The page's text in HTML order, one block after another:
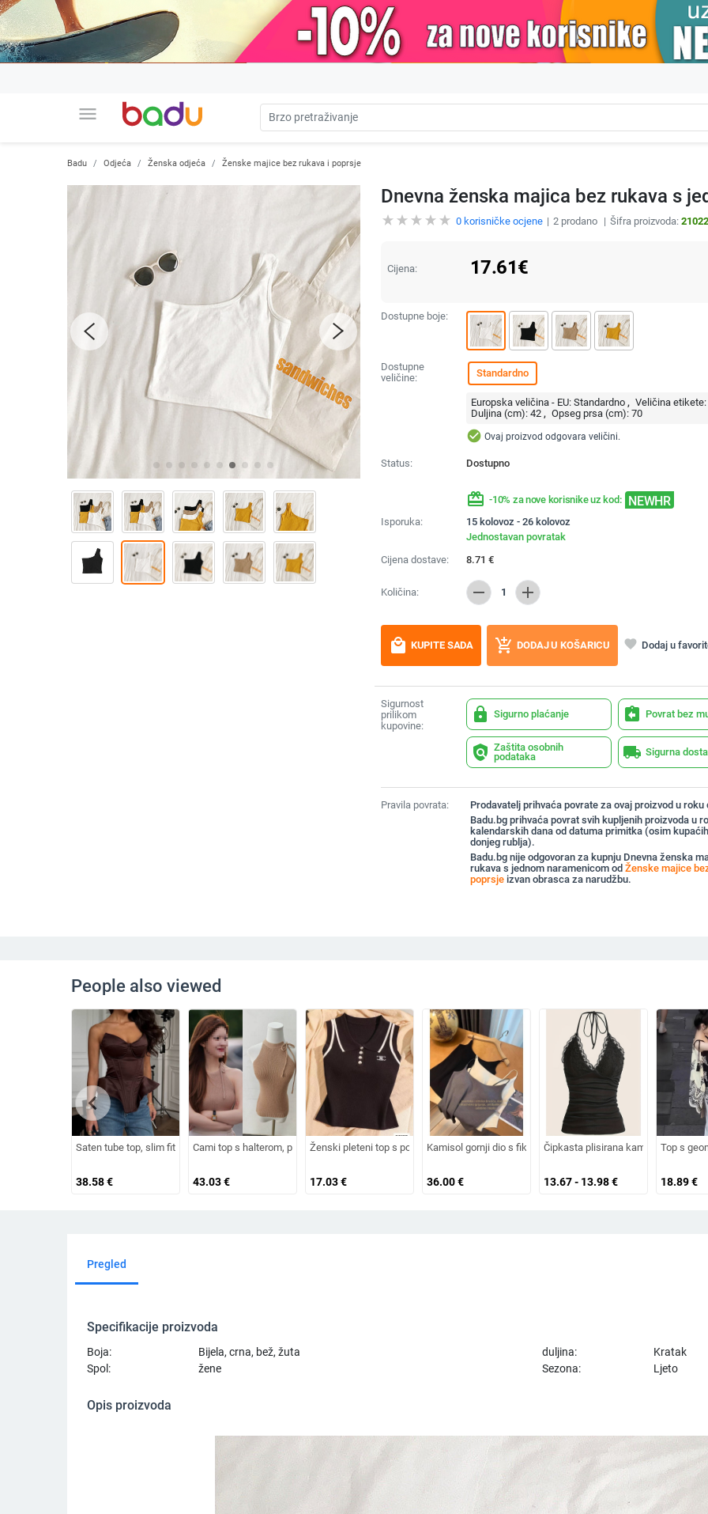
menu
Badu Odjeća Ženska odjeća Ženske majice bez rukava i poprsje
Dnevna ženska majica bez rukava s
0korisničke ocjene 2prodano Šifra proizvoda:
Cijena: 17.61€
Dostupne boje:
Dostupne
veličine:
Standardno
Europska veličina - EU: Standardno Veličina etikete:
Duljina (cm): 42 Opseg prsa (cm): 70
check_circle Ovaj proizvod odgovara veličini.
Status: Dostupno
redeem -10% za nove korisnike uz kod: NEWHR
Isporuka:
15 kolovoz - 26 kolovoz
Jednostavan povratak
Cijena dostave:
8.71 €
Količina: remove 1 add
local_mall KUPITE SADA add_shopping_cart DODAJ U KOŠARICU favorite Dodaj u
Sigurnost
prilikom
kupovine:
lock Sigurno plaćanje assignment_return Povrat bez
policy Zaštita osobnih
podataka
local_shipping Sigurna
Pravila povrata:
Prodavatelj prihvaća povrate za ovaj proizvod u roku
Badu.bg prihvaća povrat svih kupljenih proizvoda u
kalendarskih dana od datuma primitka (osim
donjeg rublja).
Badu.bg nije odgovoran za kupnju Dnevna ženska
rukava s jednom naramenicom od Ženske majice
poprsjeizvan obrasca za narudžbu.
People also viewed
Saten tube top, slim fit, bez naramenica, 95% poliester
38.58€
Cami top s halterom, pleteni, bez rukava, uski kroj (Materijal: akril vlakna; Duljina: 50–65 cm; Proljeće 2025; Urbani
43.03€
Ženski pleteni top s polo ovratnikom u francuskom stilu, izvezen, uski kroj, ljeto 2025
17.03€
Kamisol gornji dio s fiksiranim košaricama, bezšivni dizajn,
36.00€
Čipkasta plisirana kamizola s
13.67 - 13.98€
Top s
18.89€
chevron_left
Pregled
Specifikacije proizvoda
Boja: Bijela, crna, bež, žuta duljina:
Kratak
Spol:
žene Sezona: Ljeto
Opis proizvoda